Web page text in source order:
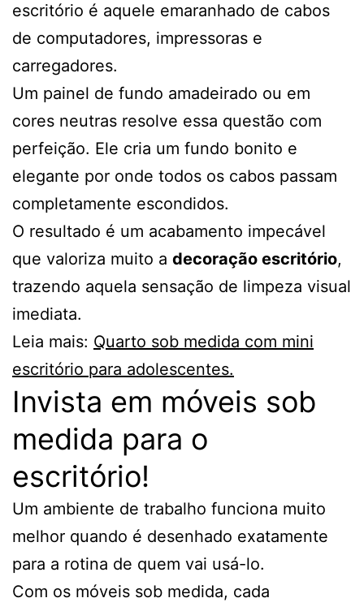
escritório é aquele emaranhado de cabos
de computadores, impressoras e
carregadores.
Um painel de fundo amadeirado ou em
cores neutras resolve essa questão com
perfeição. Ele cria um fundo bonito e
elegante por onde todos os cabos passam
completamente escondidos.
O resultado é um acabamento impecável
que valoriza muito a decoração escritório,
trazendo aquela sensação de limpeza visual
imediata.
Leia mais: Quarto sob medida com mini
escritório para adolescentes.
Invista em móveis sob
medida para o
escritório!
Um ambiente de trabalho funciona muito
melhor quando é desenhado exatamente
para a rotina de quem vai usá-lo.
Com os móveis sob medida, cada